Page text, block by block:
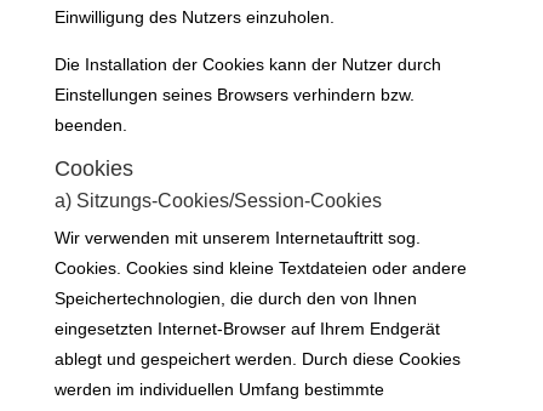
Einwilligung des Nutzers einzuholen.
Die Installation der Cookies kann der Nutzer durch
Einstellungen seines Browsers verhindern bzw.
beenden.
Cookies
a) Sitzungs-Cookies/Session-Cookies
Wir verwenden mit unserem Internetauftritt sog.
Cookies. Cookies sind kleine Textdateien oder andere
Speichertechnologien, die durch den von Ihnen
eingesetzten Internet-Browser auf Ihrem Endgerät
ablegt und gespeichert werden. Durch diese Cookies
werden im individuellen Umfang bestimmte